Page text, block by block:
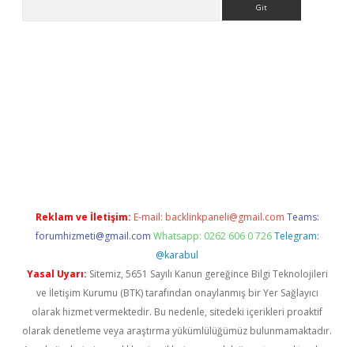
Reklam ve İletişim: E-mail: backlinkpaneli@gmail.com Teams:
forumhizmeti@gmail.com Whatsapp: 0262 606 0 726 Telegram:
@karabul
Yasal Uyarı: Sitemiz, 5651 Sayılı Kanun gereğince Bilgi Teknolojileri
ve İletişim Kurumu (BTK) tarafından onaylanmış bir Yer Sağlayıcı
olarak hizmet vermektedir. Bu nedenle, sitedeki içerikleri proaktif
olarak denetleme veya araştırma yükümlülüğümüz bulunmamaktadır.